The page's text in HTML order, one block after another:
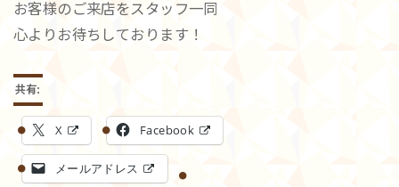
お客様のご来店をスタッフ一同
心よりお待ちしております！
共有:
X Facebook
メールアドレス